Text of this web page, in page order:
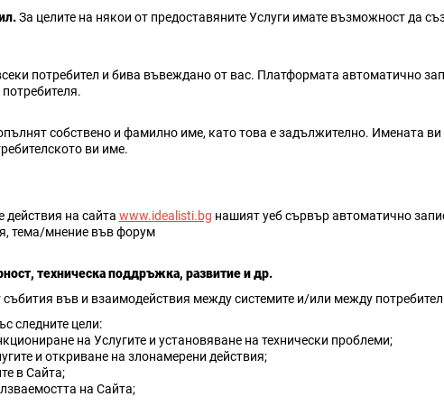
За целите на някои от предоставяните Услуги имате възможност да
потребител и бива въвеждано от вас. Платформата автоматично
собствено и фамилно име, като това е задължително. Имената
ви име.
действия на сайта www.idealisti.bg нашият уеб сървър автоматично
тема/мнение във форум
техническа поддръжка, развитие и др.
във и взаимодействия между системите и/или между
следните цели:
на Услугите и установяване на технически проблеми;
и откриване на злонамерени действия;
в Сайта;
на Сайта;